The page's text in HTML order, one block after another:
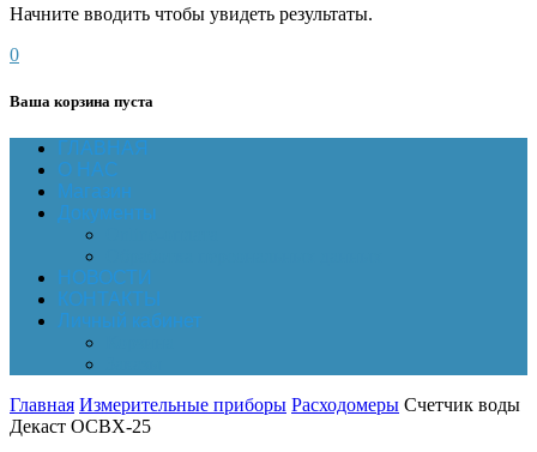
Начните вводить чтобы увидеть результаты.
0
Ваша корзина пуста
ГЛАВНАЯ
О НАС
Магазин
Документы
НОВОСТИ
КОНТАКТЫ
Личный кабинет
Главная Измерительные приборы Расходомеры Счетчик воды
Декаст ОСВХ-25